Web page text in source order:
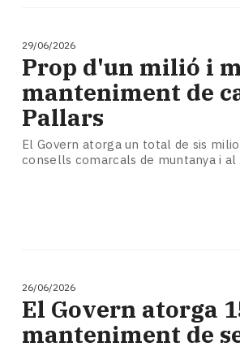
29/06/2026
Prop d'un milió i
manteniment de
Pallars
El Govern atorga un total de sis
consells comarcals de muntanya i al
26/06/2026
El Govern atorga
manteniment de